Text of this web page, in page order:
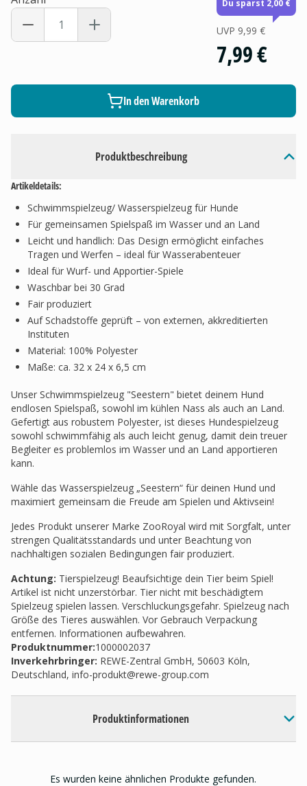
Produktbeschreibung
Artikeldetails:
Schwimmspielzeug/ Wasserspielzeug für Hunde
Für gemeinsamen Spielspaß im Wasser und an Land
Leicht und handlich: Das Design ermöglicht einfaches
Tragen und Werfen – ideal für Wasserabenteuer
Ideal für Wurf- und Apportier-Spiele
Waschbar bei 30 Grad
Fair produziert
Auf Schadstoffe geprüft – von externen, akkreditierten
Instituten
Material: 100% Polyester
Maße: ca. 32 x 24 x 6,5 cm
Unser Schwimmspielzeug "Seestern" bietet deinem Hund
endlosen Spielspaß, sowohl im kühlen Nass als auch an Land.
Gefertigt aus robustem Polyester, ist dieses Hundespielzeug
sowohl schwimmfähig als auch leicht genug, damit dein treuer
Begleiter es problemlos im Wasser und an Land apportieren
kann.
Wähle das Wasserspielzeug „Seestern“ für deinen Hund und
maximiert gemeinsam die Freude am Spielen und Aktivsein!
Jedes Produkt unserer Marke ZooRoyal wird mit Sorgfalt, unter
strengen Qualitätsstandards und unter Beachtung von
nachhaltigen sozialen Bedingungen fair produziert.
Achtung: Tierspielzeug! Beaufsichtige dein Tier beim Spiel!
Artikel ist nicht unzerstörbar. Tier nicht mit beschädigtem
Spielzeug spielen lassen. Verschluckungsgefahr. Spielzeug nach
Größe des Tieres auswählen. Vor Gebrauch Verpackung
entfernen. Informationen aufbewahren.
Produktnummer:1000002037
Inverkehrbringer: REWE-Zentral GmbH, 50603 Köln,
Deutschland, info-produkt@rewe-group.com
Produktinformationen
Du sparst 2,00 €
UVP 9,99 €
7,99 €
In den Warenkorb
Es wurden keine ähnlichen Produkte gefunden.